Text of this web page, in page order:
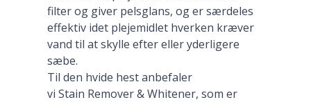
filter og giver pelsglans, og er særdeles
effektiv idet plejemidlet hverken kræver
vand til at skylle efter eller yderligere
sæbe.
Til den hvide hest anbefaler
vi Stain Remover & Whitener, som er